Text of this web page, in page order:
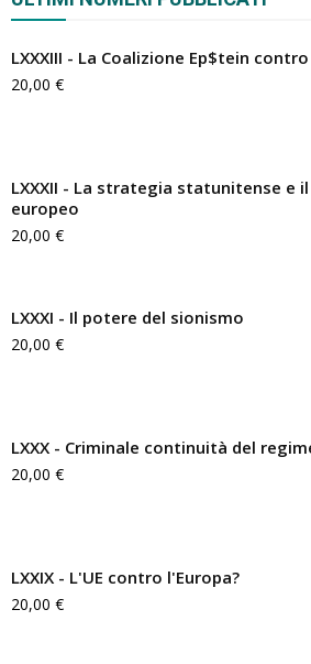
LXXXIII - La Coalizione Ep$tein
20,00 €
LXXXII - La strategia statunitense e
europeo
20,00 €
LXXXI - Il potere del sionismo
20,00 €
LXXX - Criminale continuità del
20,00 €
LXXIX - L'UE contro l'Europa?
20,00 €